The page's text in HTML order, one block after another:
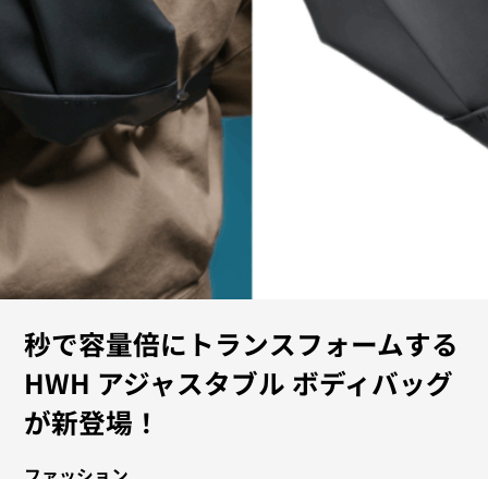
秒で容量倍にトランスフォームする
HWH アジャスタブル ボディバッグ
が新登場！